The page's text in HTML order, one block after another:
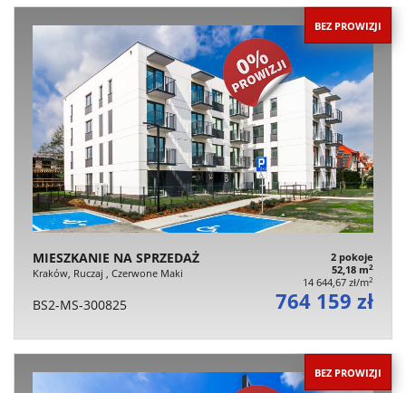
BEZ PROWIZJI
MIESZKANIE NA SPRZEDAŻ
Kraków, Ruczaj , Czerwone Maki
2 pokoje
52,18 m2
14 644,67 zł/m2
BS2-MS-300825 764 159 zł
BEZ PROWIZJI